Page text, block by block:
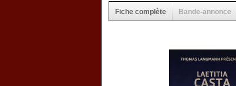
Fiche complète Bande-annonce